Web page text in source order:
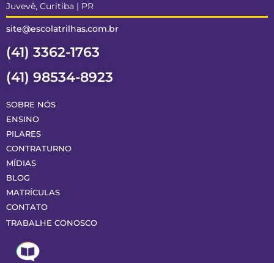
Juvevê, Curitiba | PR
site@escolatrilhas.com.br
(41) 3362-1763
(41) 98534-8923
SOBRE NÓS
ENSINO
PILARES
CONTRATURNO
MÍDIAS
BLOG
MATRÍCULAS
CONTATO
TRABALHE CONOSCO